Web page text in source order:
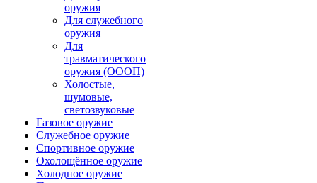
оружия
Для служебного
оружия
Для
травматического
оружия (ОООП)
Холостые,
шумовые,
светозвуковые
Газовое оружие
Служебное оружие
Спортивное оружие
Охолощённое оружие
Холодное оружие